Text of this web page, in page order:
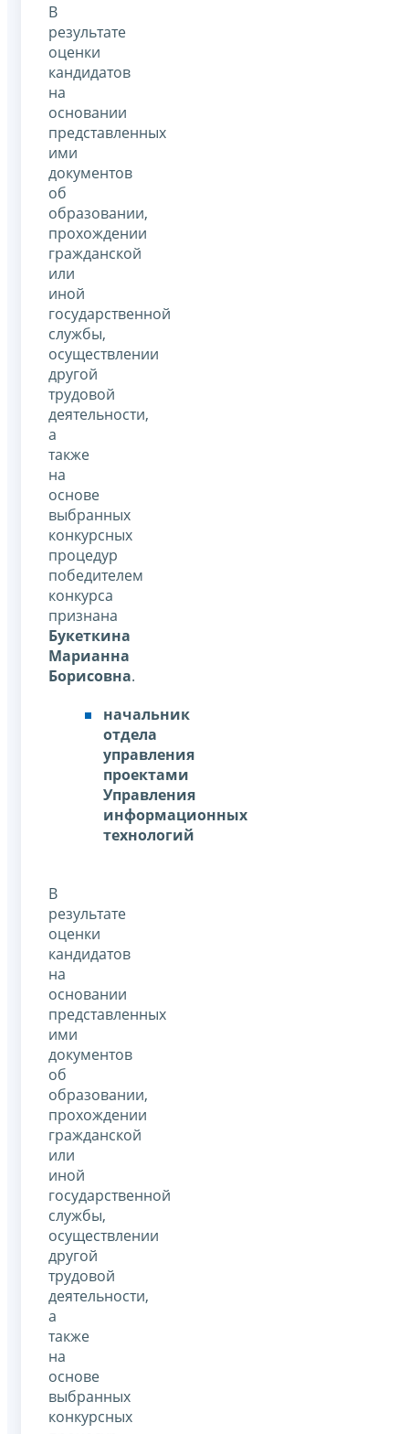
В
результате
оценки
кандидатов
на
основании
представленных
ими
документов
об
образовании,
прохождении
гражданской
или
иной
государственной
службы,
осуществлении
другой
трудовой
деятельности,
а
также
на
основе
выбранных
конкурсных
процедур
победителем
конкурса
признана
Букеткина
Марианна
Борисовна.
начальник
отдела
управления
проектами
Управления
информационных
технологий
В
результате
оценки
кандидатов
на
основании
представленных
ими
документов
об
образовании,
прохождении
гражданской
или
иной
государственной
службы,
осуществлении
другой
трудовой
деятельности,
а
также
на
основе
выбранных
конкурсных